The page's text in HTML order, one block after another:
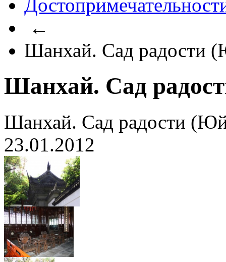
←
Шанхай. Сад радости
Шанхай. Сад
Шанхай. Сад радости
23.01.2012